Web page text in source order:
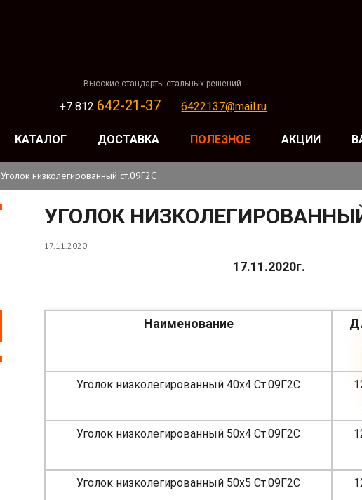
Высокие стандарты стальных решений.
+7 812 642-21-37 6422137@mail.ru
КАТАЛОГ ДОСТАВКА ПОЛЕЗНОЕ АКЦИИ
Уголок низколегированный ст.09Г2С
УГОЛОК
17.11.2020
17.11.2020г.
Наименование
Уголок низколегированный 40х4 Ст.09Г2С
Уголок низколегированный 50х4 Ст.09Г2С
Уголок низколегированный 50х5 Ст.09Г2С